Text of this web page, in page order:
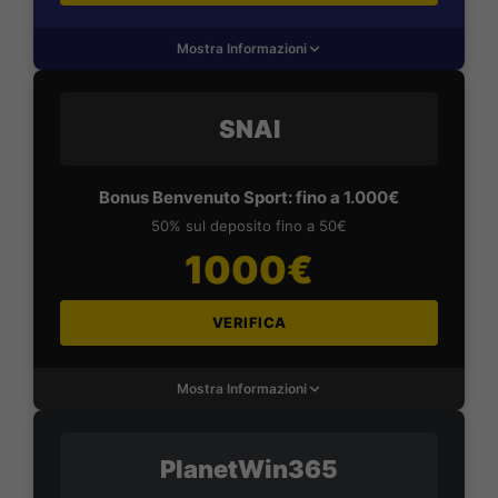
Mostra Informazioni
SNAI
Bonus Benvenuto Sport: fino a 1.000€
50% sul deposito fino a 50€
1000€
VERIFICA
Mostra Informazioni
PlanetWin365